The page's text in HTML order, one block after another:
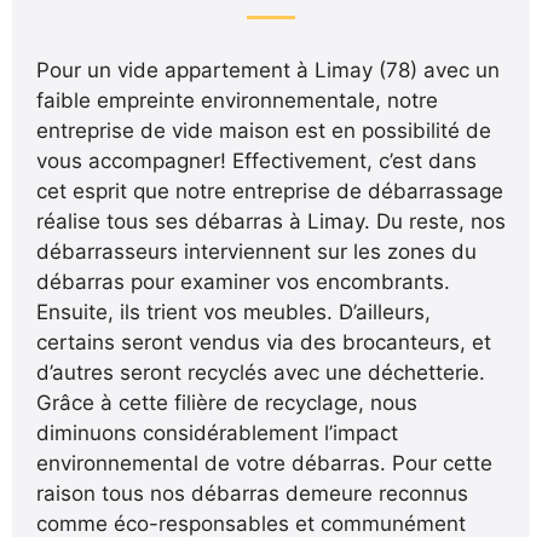
Pour un vide appartement à Limay (78) avec un
faible empreinte environnementale, notre
entreprise de vide maison est en possibilité de
vous accompagner! Effectivement, c’est dans
cet esprit que notre entreprise de débarrassage
réalise tous ses débarras à Limay. Du reste, nos
débarrasseurs interviennent sur les zones du
débarras pour examiner vos encombrants.
Ensuite, ils trient vos meubles. D’ailleurs,
certains seront vendus via des brocanteurs, et
d’autres seront recyclés avec une déchetterie.
Grâce à cette filière de recyclage, nous
diminuons considérablement l’impact
environnemental de votre débarras. Pour cette
raison tous nos débarras demeure reconnus
comme éco-responsables et communément